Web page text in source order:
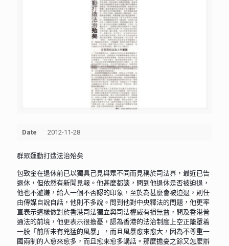
Date 2012-11-28
群眾運動打造法治殆矣
包致金在退休前已以獨具己見與眾不同而見稱於司法界，最近已告
退休，但依然有新聞見報。他甚麼都談，問到他退休是否被迫退，
他也不避嫌，給人一個不否認的印象，至於為甚麼會被迫退，則任
由傳媒自說自話，他則不多說。問到他對中央釋法的問題，他更率
直表示這樣做對於香港司法獨立與司法權威有損無益，問及香港普
通法的前境，他更表示很擔憂，認為香港的法治制度上空正籠罩着
一股「前所未有兇猛的風暴」，而且風暴愈來愈大，因為不尊重一
國兩制的人愈來愈多，而且愈來愈多講話。那麼擔憂之餘又怎麼辦